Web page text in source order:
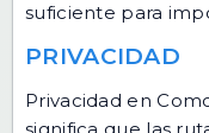
suficiente para
PRIVACIDAD
Privacidad en